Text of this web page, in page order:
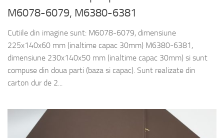
M6078-6079, M6380-6381
Cutiile din imagine sunt: M6078-6079, dimensiune
225x140x60 mm (inaltime capac 30mm) M6380-6381,
dimensiune 230x140x50 mm (inaltime capac 30mm) si sunt
compuse din doua parti (baza si capac). Sunt realizate din
carton dur de 2...